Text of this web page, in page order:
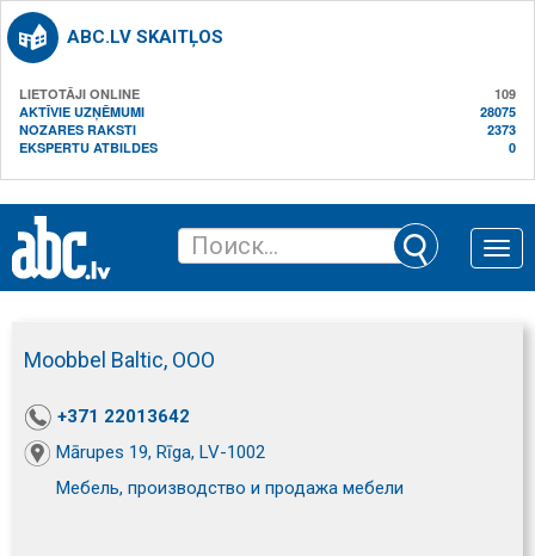
ABC.LV SKAITĻOS
LIETOTĀJI ONLINE
109
AKTĪVIE UZŅĒMUMI
28075
NOZARES RAKSTI
2373
EKSPERTU ATBILDES
0
Toggle
Moobbel Baltic, ООО
+371 22013642
Mārupes 19, Rīga, LV-1002
Мебель, производство и продажа мебели